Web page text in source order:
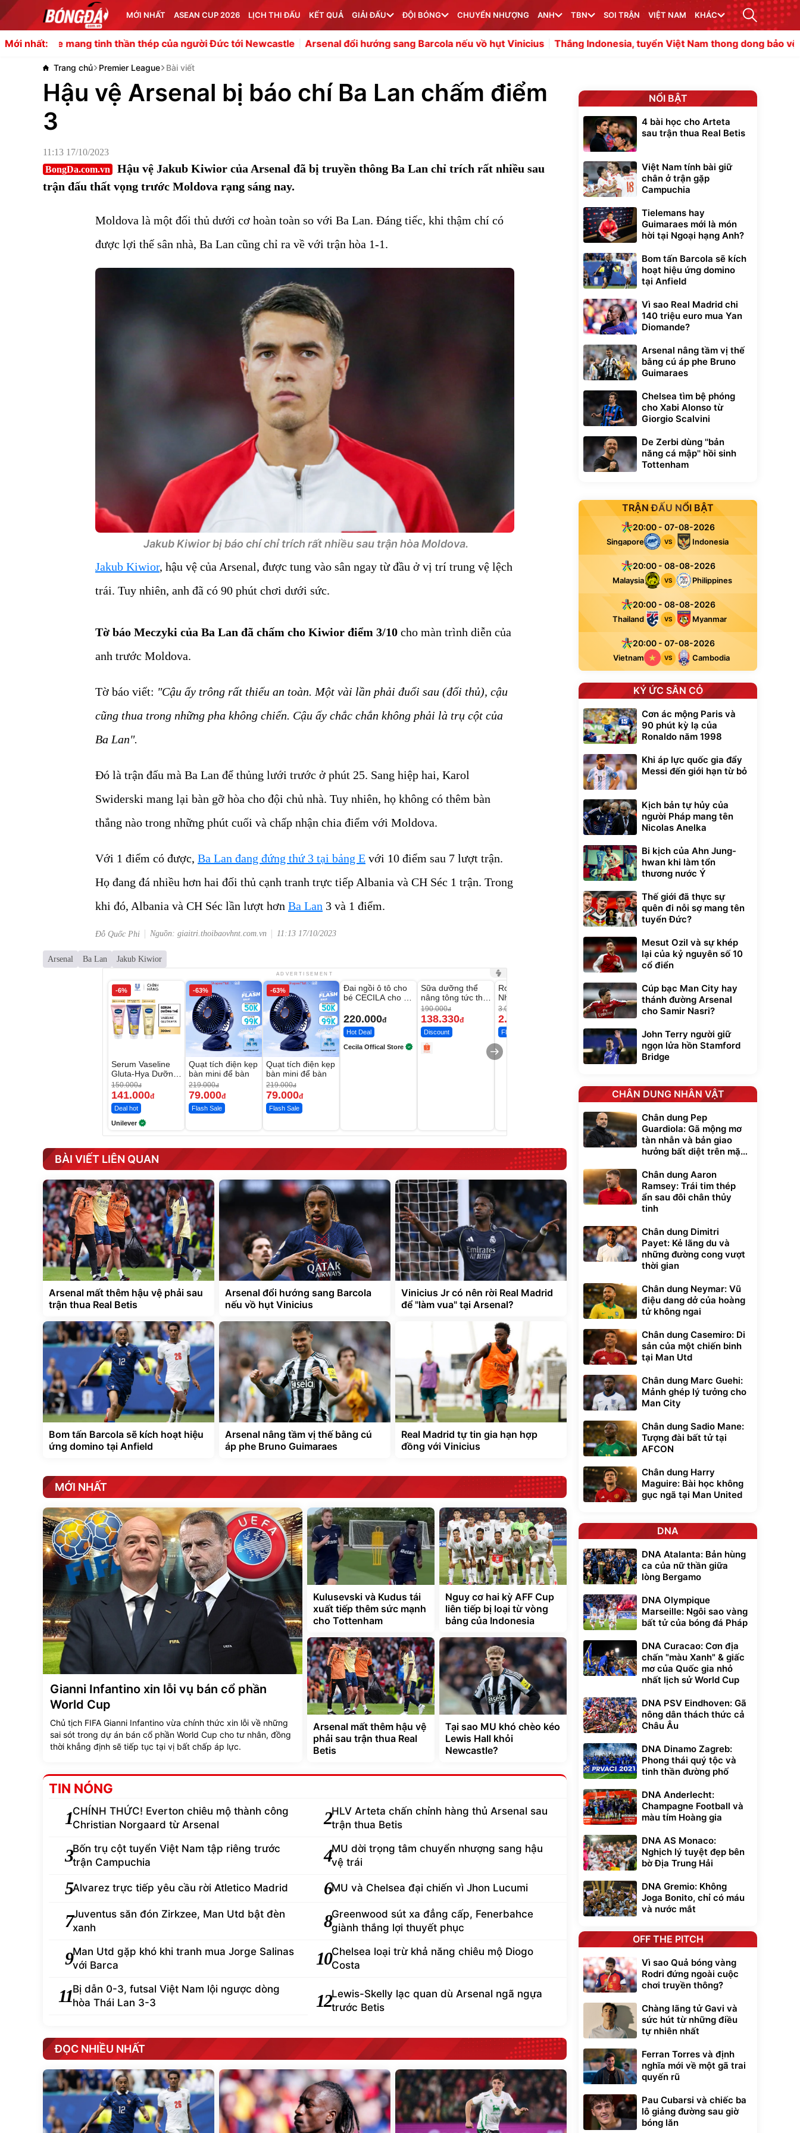
MỚI NHẤT ASEAN CUP 2026 LỊCH THI ĐẤU KẾT QUẢ GIẢI ĐẤU ĐỘI BÓNG CHUYỂN NHƯỢNG ANH TBN SOI TRẬN VIỆT NAM KHÁC
Mới nhất:
tinh thần thép của người Đức tới Newcastle Arsenal đổi hướng sang Barcola nếu vồ hụt Vinicius Thắng Indonesia, tuyển Việt Nam thong dong bảo vệ ngôi vương
Trang chủ Premier League Bài viết
Hậu vệ Arsenal bị báo chí Ba Lan chấm điểm
3
11:13 17/10/2023
BongDa.com.vn
Hậu vệ Jakub Kiwior của Arsenal đã bị truyền thông Ba Lan chỉ trích rất nhiều sau
trận đấu thất vọng trước Moldova rạng sáng nay.
Moldova là một đối thủ dưới cơ hoàn toàn so với Ba Lan. Đáng tiếc, khi thậm chí có
được lợi thế sân nhà, Ba Lan cũng chỉ ra về với trận hòa 1-1.
Jakub Kiwior bị báo chí chỉ trích rất nhiều sau trận hòa Moldova.
Jakub Kiwior, hậu vệ của Arsenal, được tung vào sân ngay từ đầu ở vị trí trung vệ lệch
trái. Tuy nhiên, anh đã có 90 phút chơi dưới sức.
Tờ báo Meczyki của Ba Lan đã chấm cho Kiwior điểm 3/10 cho màn trình diễn của
anh trước Moldova.
Tờ báo viết: "Cậu ấy trông rất thiếu an toàn. Một vài lần phải đuổi sau (đối thủ), cậu
cũng thua trong những pha không chiến. Cậu ấy chắc chắn không phải là trụ cột của
Ba Lan".
Đó là trận đấu mà Ba Lan để thủng lưới trước ở phút 25. Sang hiệp hai, Karol
Swiderski mang lại bàn gỡ hòa cho đội chủ nhà. Tuy nhiên, họ không có thêm bàn
thắng nào trong những phút cuối và chấp nhận chia điểm với Moldova.
Với 1 điểm có được, Ba Lan đang đứng thứ 3 tại bảng E với 10 điểm sau 7 lượt trận.
Họ đang đá nhiều hơn hai đối thủ cạnh tranh trực tiếp Albania và CH Séc 1 trận. Trong
khi đó, Albania và CH Séc lần lượt hơn Ba Lan 3 và 1 điểm.
Đỗ Quốc Phi Nguồn: giaitri.thoibaovhnt.com.vn 11:13 17/10/2023
Arsenal Ba Lan Jakub Kiwior
ADVERTISEMENT
-6%
Serum Vaseline
Gluta-Hya Dưỡng
Da Sáng Mịn Sau
7 Ngày
150.000đ
141.000đ
Deal hot
Unilever
-63%
Quạt tích điện kẹp
bàn mini để bàn
219.000đ
79.000đ
Flash Sale
-63%
Quạt tích điện kẹp
bàn mini để bàn
219.000đ
79.000đ
Flash Sale
Đai ngồi ô tô cho
bé CECILA cho bé
220.000đ
Hot Deal
Cecila Offical Store
-27%
Sữa dưỡng thể
nâng tông tức thì
Vaseline Body
190.000đ
138.330đ
Discount
Robot Hút Bụi Lau
Nhà - D2-001 -
Thông Minh
3.000.000
2.200.000
Flash Sale
Unmute
Vali Bamozo
Khung Nhôm
9066 Size
20/24/28 Cao Cấp
1.000.000đ
825.000đ
Flash Sale
Lót ghế ôtô, nâng
trong di chuyển
295.000đ
BÀI VIẾT LIÊN QUAN
Arsenal mất thêm hậu vệ phải sau
trận thua Real Betis
Arsenal đổi hướng sang Barcola
nếu vồ hụt Vinicius
Vinicius Jr có nên rời Real Madrid
để "làm vua" tại Arsenal?
Bom tấn Barcola sẽ kích hoạt hiệu
ứng domino tại Anfield
Arsenal nâng tầm vị thế bằng cú
áp phe Bruno Guimaraes
Real Madrid tự tin gia hạn hợp
đồng với Vinicius
MỚI NHẤT
Gianni Infantino xin lỗi vụ bán cổ phần
World Cup
Chủ tịch FIFA Gianni Infantino vừa chính thức xin lỗi về những
sai sót trong dự án bán cổ phần World Cup cho tư nhân, đồng
thời khẳng định sẽ tiếp tục tại vị bất chấp áp lực.
Kulusevski và Kudus tái
xuất tiếp thêm sức mạnh
cho Tottenham
Nguy cơ hai kỳ AFF Cup
liên tiếp bị loại từ vòng
bảng của Indonesia
Arsenal mất thêm hậu vệ
phải sau trận thua Real
Betis
Tại sao MU khó chèo kéo
Lewis Hall khỏi
Newcastle?
TIN NÓNG
1CHÍNH THỨC! Everton chiêu mộ thành công
Christian Norgaard từ Arsenal
2HLV Arteta chấn chỉnh hàng thủ Arsenal sau
trận thua Betis
3Bốn trụ cột tuyển Việt Nam tập riêng trước
trận Campuchia
4MU dời trọng tâm chuyển nhượng sang hậu
vệ trái
5Alvarez trực tiếp yêu cầu rời Atletico Madrid 6MU và Chelsea đại chiến vì Jhon Lucumi
7Juventus săn đón Zirkzee, Man Utd bật đèn
xanh
8Greenwood sút xa đẳng cấp, Fenerbahce
giành thắng lợi thuyết phục
9Man Utd gặp khó khi tranh mua Jorge Salinas
với Barca
10Chelsea loại trừ khả năng chiêu mộ Diogo
Costa
11Bị dẫn 0-3, futsal Việt Nam lội ngược dòng
hòa Thái Lan 3-3
12Lewis-Skelly lạc quan dù Arsenal ngã ngựa
trước Betis
ĐỌC NHIỀU NHẤT
NỔI BẬT
4 bài học cho Arteta
sau trận thua Real Betis
Việt Nam tính bài giữ
chân ở trận gặp
Campuchia
Tielemans hay
Guimaraes mới là món
hời tại Ngoại hạng Anh?
Bom tấn Barcola sẽ kích
hoạt hiệu ứng domino
tại Anfield
Vì sao Real Madrid chi
140 triệu euro mua Yan
Diomande?
Arsenal nâng tầm vị thế
bằng cú áp phe Bruno
Guimaraes
Chelsea tìm bệ phóng
cho Xabi Alonso từ
Giorgio Scalvini
De Zerbi dùng ''bản
năng cá mập'' hồi sinh
Tottenham
TRẬN ĐẤU NỔI BẬT
20:00 - 07-08-2026
Singapore VS Indonesia
20:00 - 08-08-2026
Malaysia VS Philippines
20:00 - 08-08-2026
Thailand VS Myanmar
20:00 - 07-08-2026
Vietnam VS Cambodia
KÝ ỨC SÂN CỎ
Cơn ác mộng Paris và
90 phút kỳ lạ của
Ronaldo năm 1998
Khi áp lực quốc gia đẩy
Messi đến giới hạn từ bỏ
Kịch bản tự hủy của
người Pháp mang tên
Nicolas Anelka
Bi kịch của Ahn Jung-
hwan khi làm tổn
thương nước Ý
Thế giới đã thực sự
quên đi nỗi sợ mang tên
tuyển Đức?
Mesut Ozil và sự khép
lại của kỷ nguyên số 10
cổ điển
Cúp bạc Man City hay
thánh đường Arsenal
cho Samir Nasri?
John Terry người giữ
ngọn lửa hồn Stamford
Bridge
CHÂN DUNG NHÂN VẬT
Chân dung Pep
Guardiola: Gã mộng mơ
tàn nhẫn và bản giao
hưởng bất diệt trên mặt
Chân dung Aaron
Ramsey: Trái tim thép
ẩn sau đôi chân thủy
tinh
Chân dung Dimitri
Payet: Kẻ lãng du và
những đường cong vượt
thời gian
Chân dung Neymar: Vũ
điệu dang dở của hoàng
tử không ngai
Chân dung Casemiro: Di
sản của một chiến binh
tại Man Utd
Chân dung Marc Guehi:
Mảnh ghép lý tưởng cho
Man City
Chân dung Sadio Mane:
Tượng đài bất tử tại
AFCON
Chân dung Harry
Maguire: Bài học không
gục ngã tại Man United
DNA
DNA Atalanta: Bản hùng
ca của nữ thần giữa
lòng Bergamo
DNA Olympique
Marseille: Ngôi sao vàng
bất tử của bóng đá Pháp
DNA Curacao: Cơn địa
chấn "màu Xanh" & giấc
mơ của Quốc gia nhỏ
nhất lịch sử World Cup
DNA PSV Eindhoven: Gã
nông dân thách thức cả
Châu Âu
DNA Dinamo Zagreb:
Phong thái quý tộc và
tinh thần đường phố
DNA Anderlecht:
Champagne Football và
màu tím Hoàng gia
DNA AS Monaco:
Nghịch lý tuyệt đẹp bên
bờ Địa Trung Hải
DNA Gremio: Không
Joga Bonito, chỉ có máu
và nước mắt
OFF THE PITCH
Vì sao Quả bóng vàng
Rodri đứng ngoài cuộc
chơi truyền thông?
Chàng lãng tử Gavi và
sức hút từ những điều
tự nhiên nhất
Ferran Torres và định
nghĩa mới về một gã trai
quyến rũ
Pau Cubarsi và chiếc ba
lô giảng đường sau giờ
bóng lăn